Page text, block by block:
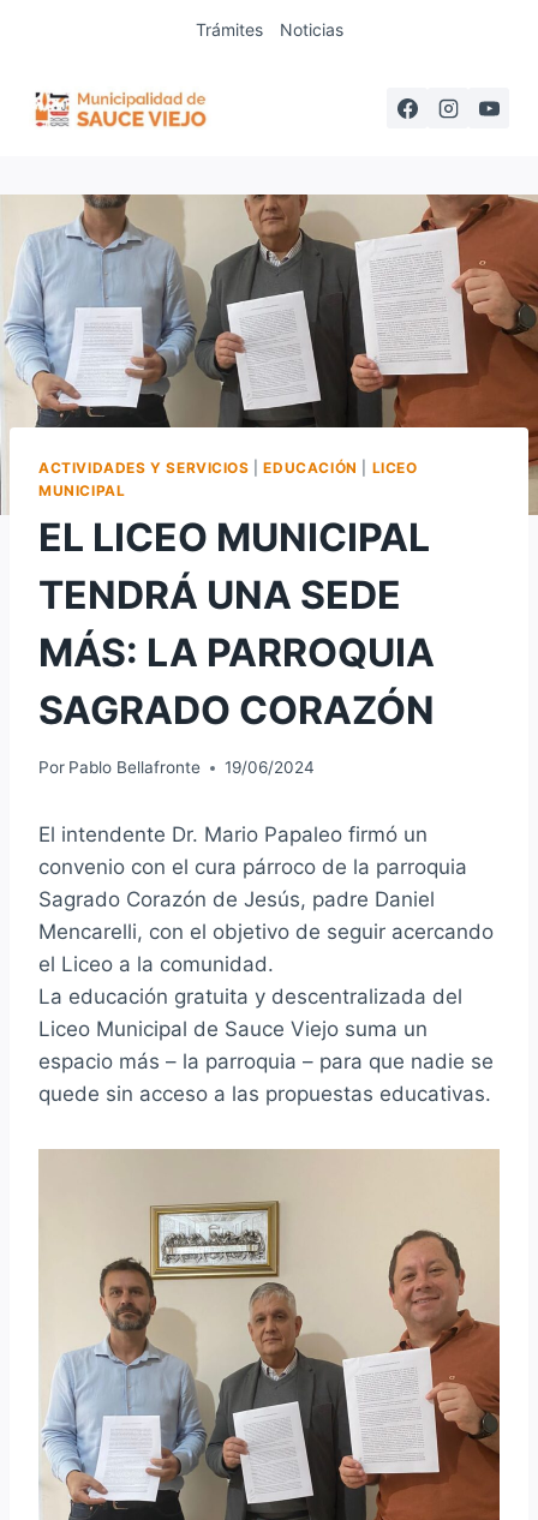
Trámites Noticias
ACTIVIDADES Y SERVICIOS |EDUCACIÓN
LICEO
MUNICIPAL
EL LICEO MUNICIPAL
TENDRÁ UNA SEDE
MÁS: LA PARROQUIA
SAGRADO CORAZÓN
Por Pablo Bellafronte 19/06/2024
El intendente Dr. Mario Papaleo firmó un
convenio con el cura párroco de la parroquia
Sagrado Corazón de Jesús, padre Daniel
Mencarelli, con el objetivo de seguir acercando
el Liceo a la comunidad.
La educación gratuita y descentralizada del
Liceo Municipal de Sauce Viejo suma un
espacio más – la parroquia – para que nadie se
quede sin acceso a las propuestas educativas.